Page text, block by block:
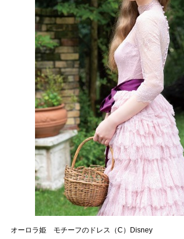
オーロラ姫 モチーフのドレス（C）Disney